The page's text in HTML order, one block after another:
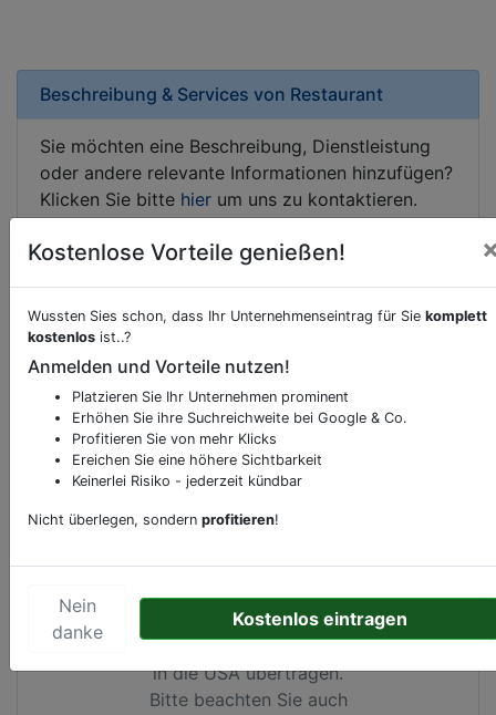
Beschreibung & Services von Restaurant
Sie möchten eine Beschreibung, Dienstleistung
oder andere relevante Informationen hinzufügen?
Klicken Sie bitte hier um uns zu kontaktieren.
Sonderangebote odere besondere Services, die
Ihren Wettbewerbern abheben.
KartenansichtMaria-Theresia-Straße 16 in
Karte werden von
Google Maps Cookies
gesetzt, IhreIP-Adresse
gespeichertund Daten
in die USA übertragen.
Bitte beachten Sie auch
Kostenlose Vorteile genießen!
Wussten Sies schon, dass Ihr Unternehmenseintrag für Sie komplett
kostenlos ist..?
Anmelden und Vorteile nutzen!
Platzieren Sie Ihr Unternehmen prominent
Erhöhen Sie ihre Suchreichweite bei Google & Co.
Profitieren Sie von mehr Klicks
Ereichen Sie eine höhere Sichtbarkeit
Keinerlei Risiko - jederzeit kündbar
Nicht überlegen, sondern profitieren!
Nein
danke
Kostenlos eintragen